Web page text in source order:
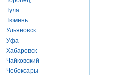
Тула
Тюмень
Ульяновск
Уфа
Хабаровск
Чайковский
Чебоксары